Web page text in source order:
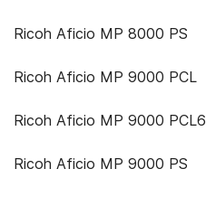
Ricoh Aficio MP 8000 PS
Ricoh Aficio MP 9000 PCL
Ricoh Aficio MP 9000 PCL6
Ricoh Aficio MP 9000 PS